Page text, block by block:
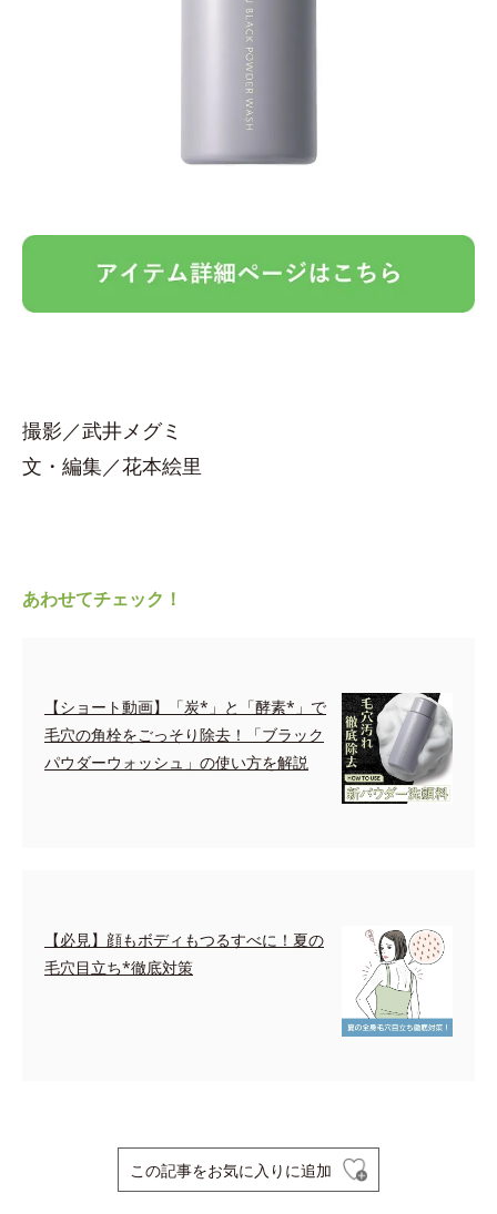
撮影／武井メグミ
文・編集／花本絵里
あわせてチェック！
【ショート動画】「炭*」と「酵素*」で
毛穴の角栓をごっそり除去！「ブラック
パウダーウォッシュ」の使い方を解説
【必見】顔もボディもつるすべに！夏の
毛穴目立ち*徹底対策
この記事をお気に入りに追加